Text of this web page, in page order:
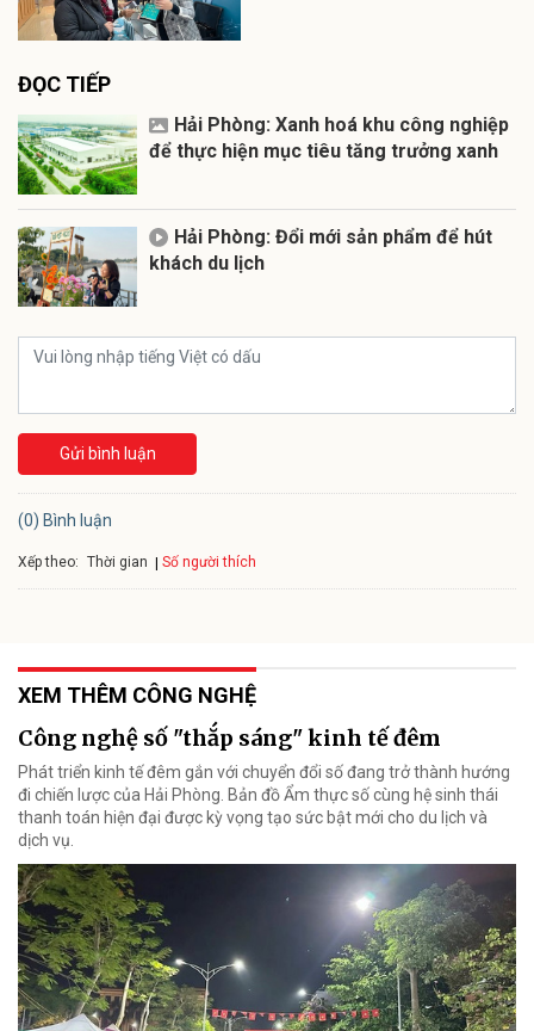
ĐỌC TIẾP
Hải Phòng: Xanh hoá khu công nghiệp
để thực hiện mục tiêu tăng trưởng xanh
Hải Phòng: Đổi mới sản phẩm để hút
khách du lịch
Gửi bình luận
(0) Bình luận
Xếp theo: Thời gian Số người thích
XEM THÊM CÔNG NGHỆ
Công nghệ số "thắp sáng" kinh tế đêm
Phát triển kinh tế đêm gắn với chuyển đổi số đang trở thành hướng
đi chiến lược của Hải Phòng. Bản đồ Ẩm thực số cùng hệ sinh thái
thanh toán hiện đại được kỳ vọng tạo sức bật mới cho du lịch và
dịch vụ.